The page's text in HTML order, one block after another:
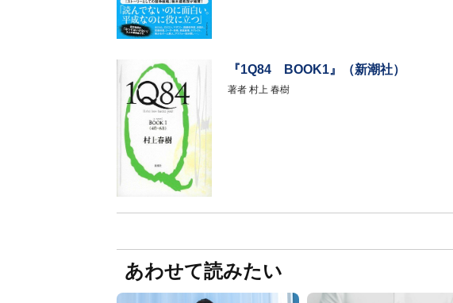
『1Q84 BOOK1』（新潮社）
著者 村上 春樹
あわせて読みたい